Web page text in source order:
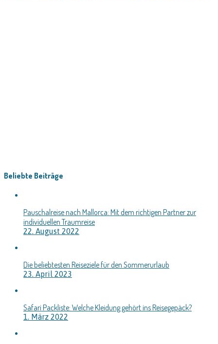
Beliebte Beiträge
Pauschalreise nach Mallorca: Mit dem richtigen Partner zur
individuellen Traumreise
22. August 2022
Die beliebtesten Reiseziele für den Sommerurlaub
23. April 2023
Safari Packliste: Welche Kleidung gehört ins Reisegepäck?
1. März 2022